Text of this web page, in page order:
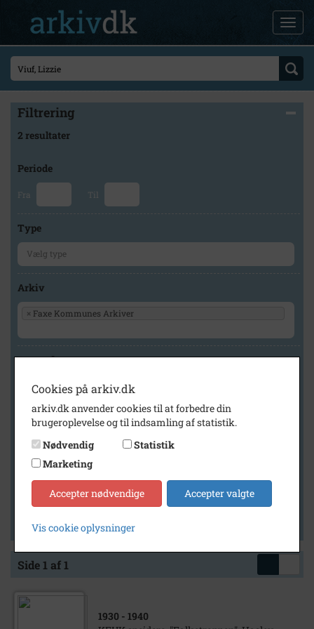
Filtrering
2 resultater
Periode
Fra Til
Type
Arkiv
× Faxe Kommunes Arkiver
Geografi
Generelt
Vis kun med billeder
Vis kun med filmklip
Vis kun med lydklip
Vis kun med kilder
Vis kun med geo-tag
Side 1 af 1
1930 - 1940
Cookies på arkiv.dk
arkiv.dk anvender cookies til at forbedre din
brugeroplevelse og til indsamling af statistik.
Nødvendig
Statistik
Marketing
Accepter nødvendige Accepter valgte
Vis cookie oplysninger